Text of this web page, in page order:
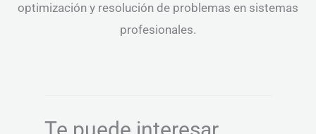
optimización y resolución de problemas en sistemas
profesionales.